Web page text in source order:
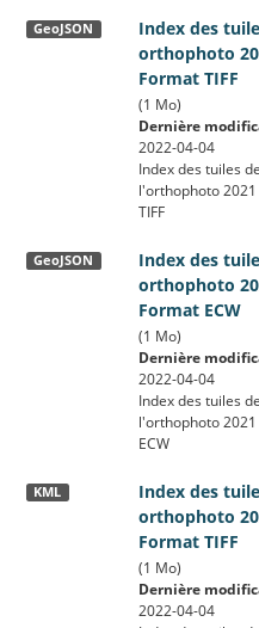
Index des
orthophoto
Format TIFF
GeoJSON
(1 Mo)
Dernière
2022-04-04
Index des tuiles de
l'orthophoto
TIFF
Index des
orthophoto
Format ECW
GeoJSON
(1 Mo)
Dernière
2022-04-04
Index des tuiles de
l'orthophoto
ECW
Index des
orthophoto
Format TIFF
KML
(1 Mo)
Dernière
2022-04-04